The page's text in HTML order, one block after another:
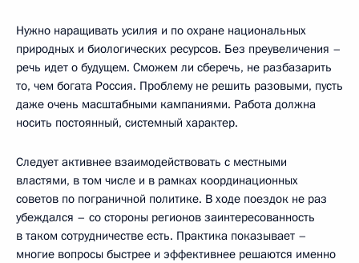
Нужно наращивать усилия и по охране национальных
природных и биологических ресурсов. Без преувеличения –
речь идет о будущем. Сможем ли сберечь, не разбазарить
то, чем богата Россия. Проблему не решить разовыми, пусть
даже очень масштабными кампаниями. Работа должна
носить постоянный, системный характер.
Следует активнее взаимодействовать с местными
властями, в том числе и в рамках координационных
советов по пограничной политике. В ходе поездок не раз
убеждался – со стороны регионов заинтересованность
в таком сотрудничестве есть. Практика показывает –
многие вопросы быстрее и эффективнее решаются именно